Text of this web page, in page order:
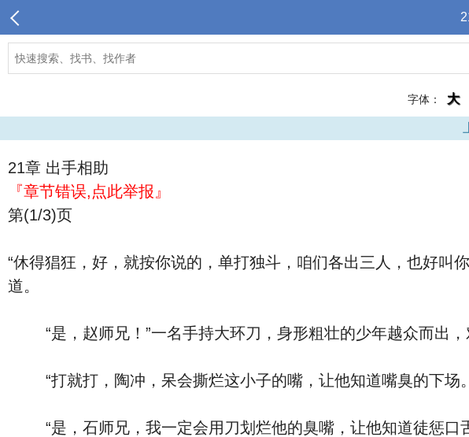
字体： 大
21章 出手相助
『章节错误,点此举报』
第(1/3)页
“休得猖狂，好，就按你说的，单打独斗，咱们各出三人，也好叫
道。
“是，赵师兄！”一名手持大环刀，身形粗壮的少年越众而出，
“打就打，陶冲，呆会撕烂这小子的嘴，让他知道嘴臭的下场。
“是，石师兄，我一定会用刀划烂他的臭嘴，让他知道徒惩口